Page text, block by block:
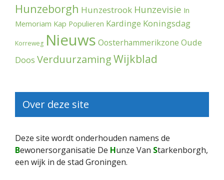
Hunzeborgh Hunzestrook Hunzevisie In
Memoriam Kap Populieren Kardinge Koningsdag
Korreweg Nieuws Oosterhammerikzone Oude
Doos VerduurzamingWijkblad
Over deze site
Deze site wordt onderhouden namens de
Bewonersorganisatie De Hunze Van Starkenborgh,
een wijk in de stad Groningen.